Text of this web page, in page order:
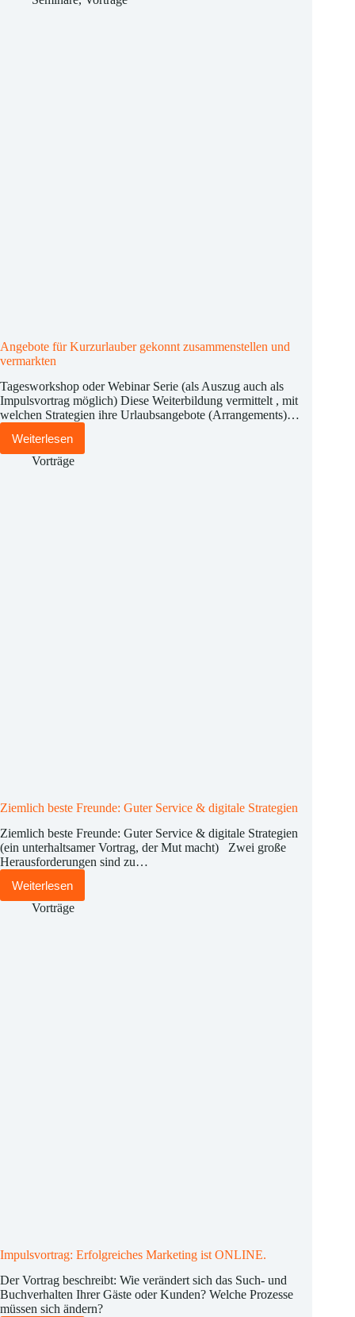
Impulsvortrag
Angebote für Kurzurlauber gekonnt zusammenstellen und
vermarkten
Tagesworkshop oder Webinar Serie (als Auszug auch als
Impulsvortrag möglich) Diese Weiterbildung vermittelt , mit
welchen Strategien ihre Urlaubsangebote (Arrangements)…
Weiterlesen
Angebote
für
Kurzurlauber
Vorträge
Ziemlich beste Freunde: Guter Service & digitale Strategien
Ziemlich beste Freunde: Guter Service & digitale Strategien
(ein unterhaltsamer Vortrag, der Mut macht) Zwei große
Herausforderungen sind zu…
Weiterlesen
Ziemlich
beste
Freunde:
Vorträge
Impulsvortrag: Erfolgreiches Marketing ist ONLINE.
Der Vortrag beschreibt: Wie verändert sich das Such- und
Buchverhalten Ihrer Gäste oder Kunden? Welche Prozesse
müssen sich ändern?